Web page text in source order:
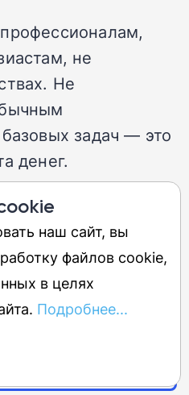
не
Не
задач — это
денег.
но его
не всем.
(M5)
наш сайт, вы
файлов cookie,
в целях
Подробнее...